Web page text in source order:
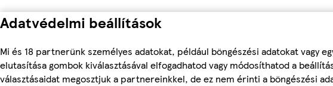
Adatvédelmi beállítások
Mi és 18 partnerünk személyes adatokat, például böngészési adatokat vagy
elutasítása gombok kiválasztásával elfogadhatod vagy módosíthatod a
választásaidat megosztjuk a partnereinkkel, de ez nem érinti a böngészési